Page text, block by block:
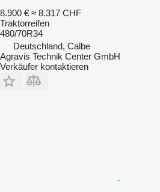
8.900 € ≈ 8.317 CHF
Traktorreifen
480/70R34
Deutschland, Calbe
Agravis Technik Center GmbH
Verkäufer kontaktieren